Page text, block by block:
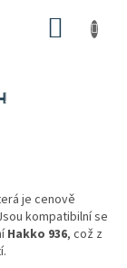
je cenově
kompatibilní se
Hakko 936, což z